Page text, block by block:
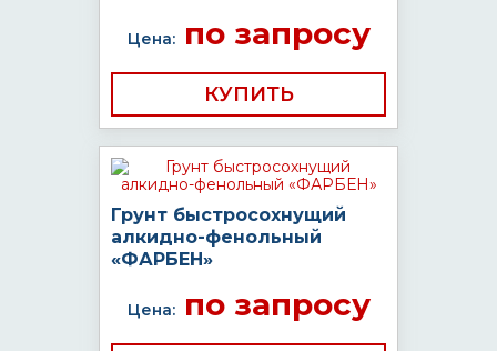
Цена:по запросу
КУПИТЬ
Грунт быстросохнущий
алкидно-фенольный
«ФАРБЕН»
Цена:по запросу